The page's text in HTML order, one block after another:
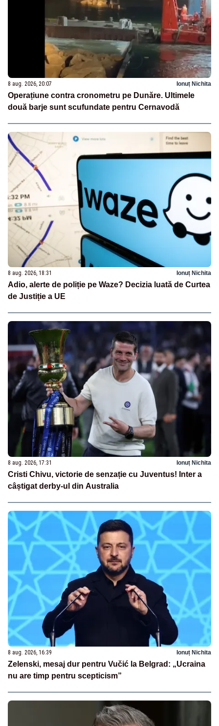
8 aug. 2026, 20:07 Ionuț Nichita
Operațiune contra cronometru pe Dunăre. Ultimele
două barje sunt scufundate pentru Cernavodă
8 aug. 2026, 18:31 Ionuț Nichita
Adio, alerte de poliție pe Waze? Decizia luată de Curtea
de Justiție a UE
8 aug. 2026, 17:31 Ionuț Nichita
Cristi Chivu, victorie de senzație cu Juventus! Inter a
câștigat derby-ul din Australia
8 aug. 2026, 16:39 Ionuț Nichita
Zelenski, mesaj dur pentru Vučić la Belgrad: „Ucraina
nu are timp pentru scepticism”